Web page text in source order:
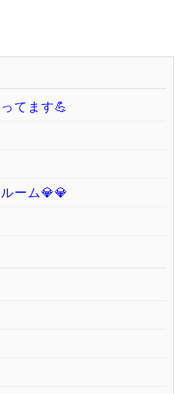
てます💪
ーム💎💎